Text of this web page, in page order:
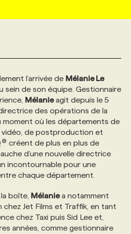
SOCIAUX
NOUS
CVTHÈQUE
NOUS
NOUS
EN LIGNE
DE FORMATIONS
NOS FORMATIONS
DE TÊTE
NOUS
l’arrivée de Mélanie Le
sein de son équipe. Gestionnaire
Mélanieagit depuis le 5
des opérations de la
moment où les départements de
de postproduction et
créent de plus en plus de
d’une nouvelle directrice
incontournable pour une
chaque département.
boîte, Mélaniea notamment
Jet Films et Traffik, en tant
chez Taxi puis Sid Lee et,
années, comme gestionnaire